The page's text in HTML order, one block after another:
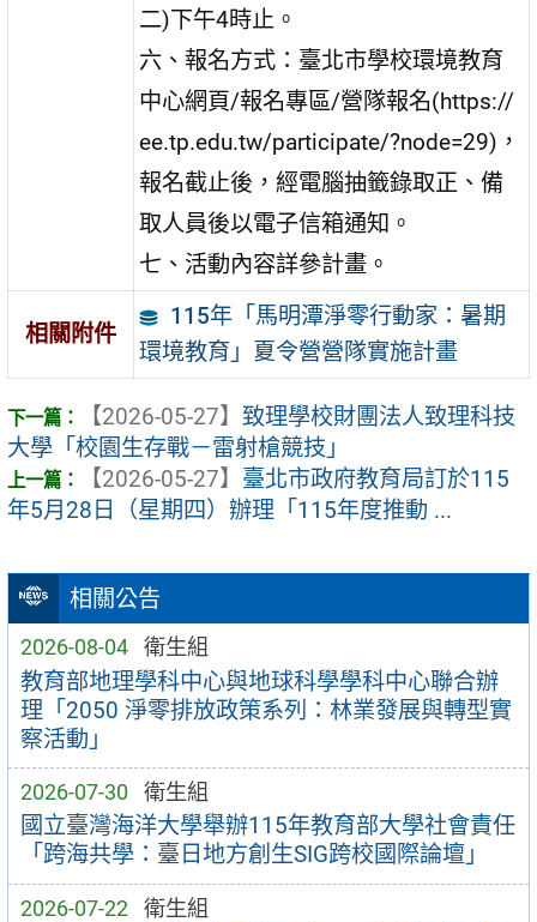
相關公告
2026-08-04 衛生組
教育部地理學科中心與地球科學學科中心聯合辦
理「2050 淨零排放政策系列：林業發展與轉型實
察活動」
2026-07-30 衛生組
國立臺灣海洋大學舉辦115年教育部大學社會責任
「跨海共學：臺日地方創生SIG跨校國際論壇」
2026-07-22 衛生組
二)下午4時止。
六、報名方式：臺北市學校環境教育
中心網頁/報名專區/營隊報名(https://
ee.tp.edu.tw/participate/?node=29)，
報名截止後，經電腦抽籤錄取正、備
取人員後以電子信箱通知。
七、活動內容詳參計畫。
相關附件
115年「馬明潭淨零行動家：暑期
環境教育」夏令營營隊實施計畫
【2026-05-27】 致理學校財團法人致理科技
大學「校園生存戰－雷射槍競技」
【2026-05-27】 臺北市政府教育局訂於115
年5月28日（星期四）辦理「115年度推動 ...